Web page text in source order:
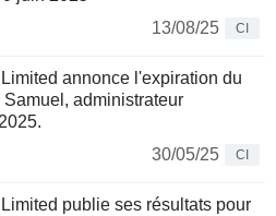
13/08/25
CI
annonce l'expiration du
administrateur
30/05/25
CI
publie ses résultats pour